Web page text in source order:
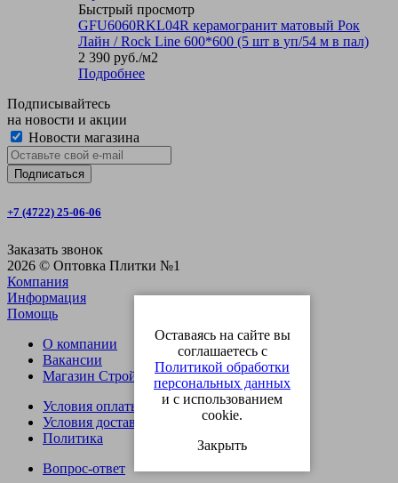
Быстрый просмотр
GFU6060RKL04R керамогранит матовый Рок
Лайн / Rock Line 600*600 (5 шт в уп/54 м в пал)
2 390 руб./м2
Подробнее
Подписывайтесь
на новости и акции
Новости магазина
+7 (4722) 25-06-06
Заказать звонок
2026 © Оптовка Плитки №1
Компания
Информация
Помощь
О компании
Вакансии
Магазин СтройОпт
Условия оплаты
Условия доставки
Политика
Вопрос-ответ
Оставаясь на сайте вы
соглашаетесь с
Политикой обработки
персональных данных
и с использованием
cookie.
Закрыть